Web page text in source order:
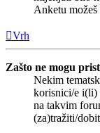
Anketu
Vrh
Zašto ne mogu
Nekim
korisnici/e i(li)
na takvim
(za)tražiti/